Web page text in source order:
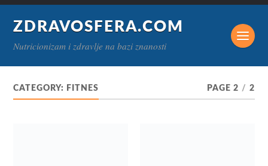
ZDRAVOSFERA.COM
Nutricionizam i zdravlje na bazi znanosti
CATEGORY: FITNES PAGE 2 / 2